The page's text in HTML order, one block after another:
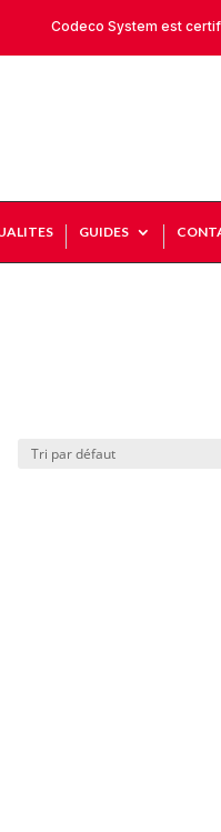
Codeco System est
GUIDES